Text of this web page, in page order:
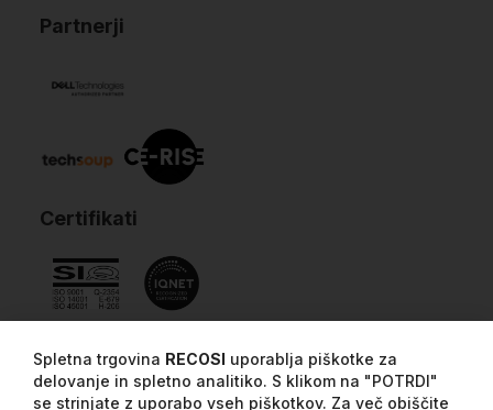
Partnerji
Certifikati
Spletna trgovina RECOSI uporablja piškotke za
delovanje in spletno analitiko. S klikom na "POTRDI"
se strinjate z uporabo vseh piškotkov. Za več obiščite